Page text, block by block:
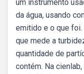
um instrumento
da água, usando
emitido e o que
que mede a
quantidade de
contém. Na